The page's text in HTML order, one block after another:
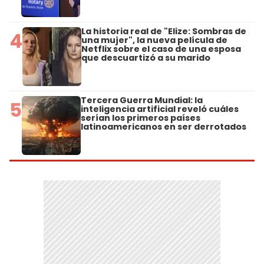
4 La historia real de "Elize: Sombras de
una mujer", la nueva película de
Netflix sobre el caso de una esposa
que descuartizó a su marido
5 Tercera Guerra Mundial: la
inteligencia artificial reveló cuáles
serían los primeros países
latinoamericanos en ser derrotados